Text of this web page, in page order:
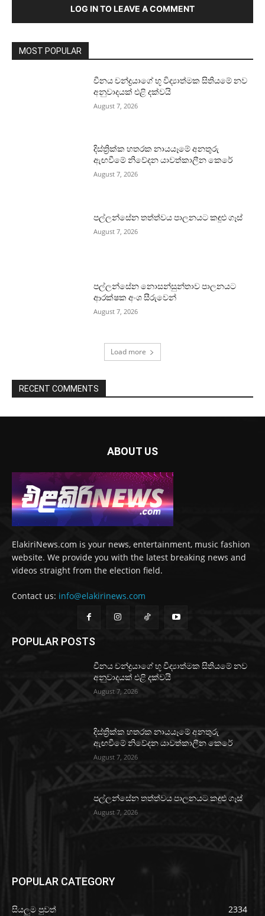
LOG IN TO LEAVE A COMMENT
MOST POPULAR
චීනය චන්ද්‍රයාගේ භූ විද්‍යාත්මක සිතියමේ නව
අනුවාදයක් එළි දක්වයි
August 7, 2026
දිස්ත්‍රික්ක හතරක නායයෑමේ අනතුරු
ඇඟවීමේ නිවේදන යාවත්කාලීන කෙරේ
August 7, 2026
පල්ලන්සේන තත්ත්වය පාලනයට කඳුළු ගෑස්
August 7, 2026
පල්ලන්සේන නොසන්සුන්තාව පාලනයට
ආරක්ෂක අංශ සීරුවෙන්
August 7, 2026
Load more
RECENT COMMENTS
ABOUT US
ElakiriNews.com is your news, entertainment, music fashion
website. We provide you with the latest breaking news and
videos straight from the election field.
Contact us: info@elakirinews.com
POPULAR POSTS
චීනය චන්ද්‍රයාගේ භූ විද්‍යාත්මක සිතියමේ නව
අනුවාදයක් එළි දක්වයි
August 7, 2026
දිස්ත්‍රික්ක හතරක නායයෑමේ අනතුරු
ඇඟවීමේ නිවේදන යාවත්කාලීන කෙරේ
August 7, 2026
පල්ලන්සේන තත්ත්වය පාලනයට කඳුළු ගෑස්
August 7, 2026
POPULAR CATEGORY
සියලුම පුවත් 2334